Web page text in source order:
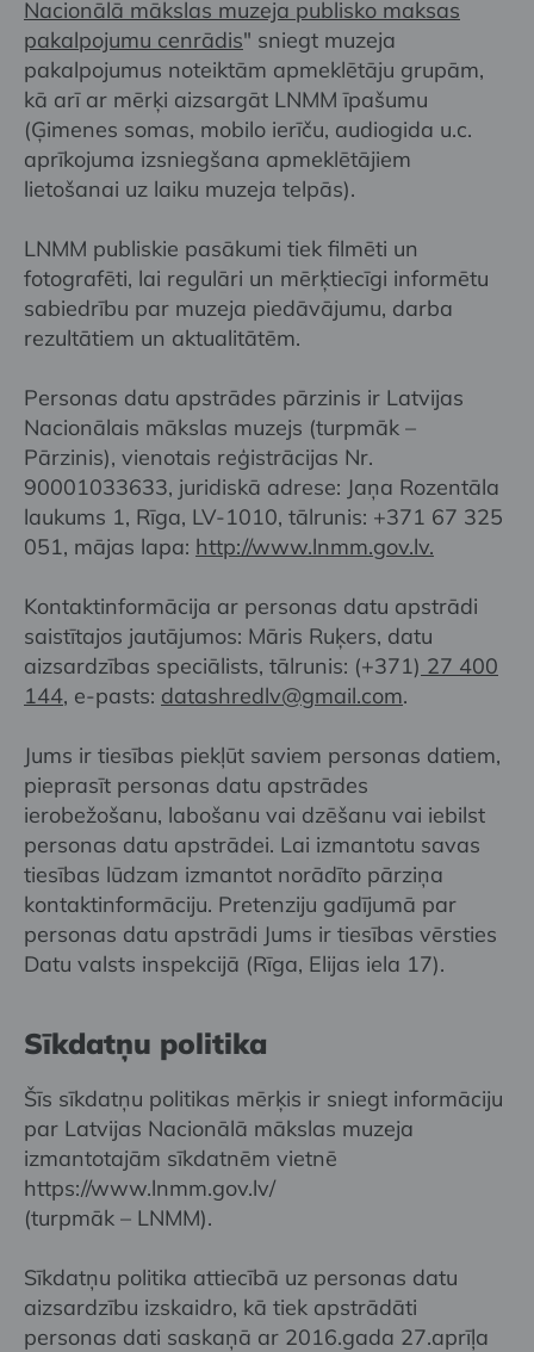
Nacionālā mākslas muzeja publisko maksas
pakalpojumu cenrādis" sniegt muzeja
pakalpojumus noteiktām apmeklētāju grupām,
kā arī ar mērķi aizsargāt LNMM īpašumu
(Ģimenes somas, mobilo ierīču, audiogida u.c.
aprīkojuma izsniegšana apmeklētājiem
lietošanai uz laiku muzeja telpās).
LNMM publiskie pasākumi tiek filmēti un
fotografēti, lai regulāri un mērķtiecīgi informētu
sabiedrību par muzeja piedāvājumu, darba
rezultātiem un aktualitātēm.
Personas datu apstrādes pārzinis ir Latvijas
Nacionālais mākslas muzejs (turpmāk –
Pārzinis), vienotais reģistrācijas Nr.
90001033633, juridiskā adrese: Jaņa Rozentāla
laukums 1, Rīga, LV-1010, tālrunis: +371 67 325
051, mājas lapa: http://www.lnmm.gov.lv.
Kontaktinformācija ar personas datu apstrādi
saistītajos jautājumos: Māris Ruķers, datu
aizsardzības speciālists, tālrunis: (+371) 27 400
144, e-pasts: datashredlv@gmail.com.
Jums ir tiesības piekļūt saviem personas datiem,
pieprasīt personas datu apstrādes
ierobežošanu, labošanu vai dzēšanu vai iebilst
personas datu apstrādei. Lai izmantotu savas
tiesības lūdzam izmantot norādīto pārziņa
kontaktinformāciju. Pretenziju gadījumā par
personas datu apstrādi Jums ir tiesības vērsties
Datu valsts inspekcijā (Rīga, Elijas iela 17).
Sīkdatņu politika
Šīs sīkdatņu politikas mērķis ir sniegt informāciju
par Latvijas Nacionālā mākslas muzeja
izmantotajām sīkdatnēm vietnē
https://www.lnmm.gov.lv/
(turpmāk – LNMM).
Sīkdatņu politika attiecībā uz personas datu
aizsardzību izskaidro, kā tiek apstrādāti
personas dati saskaņā ar 2016.gada 27.aprīļa